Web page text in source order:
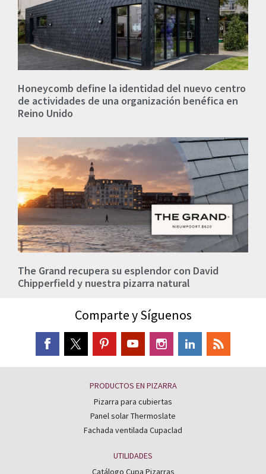
Honeycomb define la identidad del nuevo centro
de actividades de una organización benéfica en
Reino Unido
The Grand recupera su esplendor con David
Chipperfield y nuestra pizarra natural
Comparte y Síguenos
PRODUCTOS EN PIZARRA
Pizarra para cubiertas
Panel solar Thermoslate
Fachada ventilada Cupaclad
UTILIDADES
Catálogo Cupa Pizarras